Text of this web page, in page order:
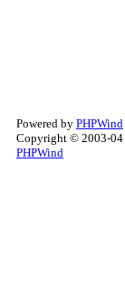
Powered by PHPWind
Copyright © 2003-04
PHPWind